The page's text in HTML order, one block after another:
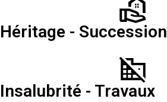
Héritage - Succession
Insalubrité - Travaux